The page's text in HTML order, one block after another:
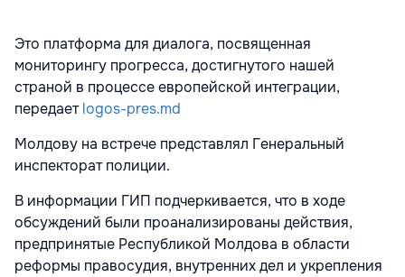
Это платформа для диалога, посвященная
мониторингу прогресса, достигнутого нашей
страной в процессе европейской интеграции,
передаетlogos-pres.md
Молдову на встрече представлял Генеральный
инспекторат полиции.
В информации ГИП подчеркивается, что в ходе
обсуждений были проанализированы действия,
предпринятые Республикой Молдова в области
реформы правосудия, внутренних дел и укрепления